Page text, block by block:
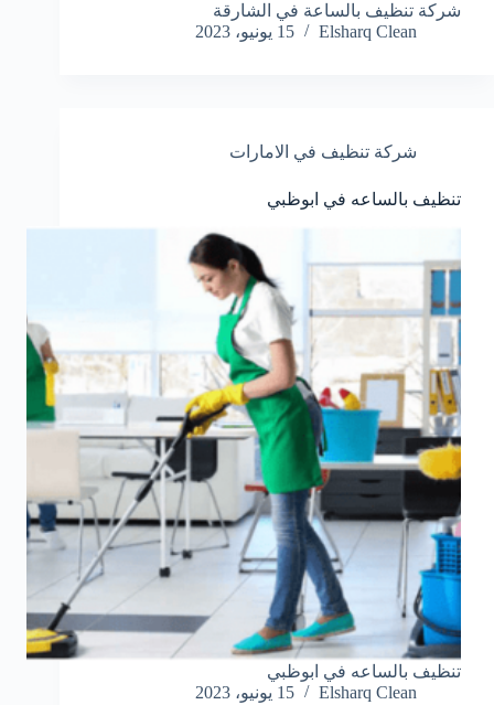
شركة تنظيف بالساعة في الشارقة
Elsharq Clean
15 يونيو، 2023
شركة تنظيف في الامارات
تنظيف بالساعه في ابوظبي
تنظيف بالساعه في ابوظبي
Elsharq Clean
15 يونيو، 2023